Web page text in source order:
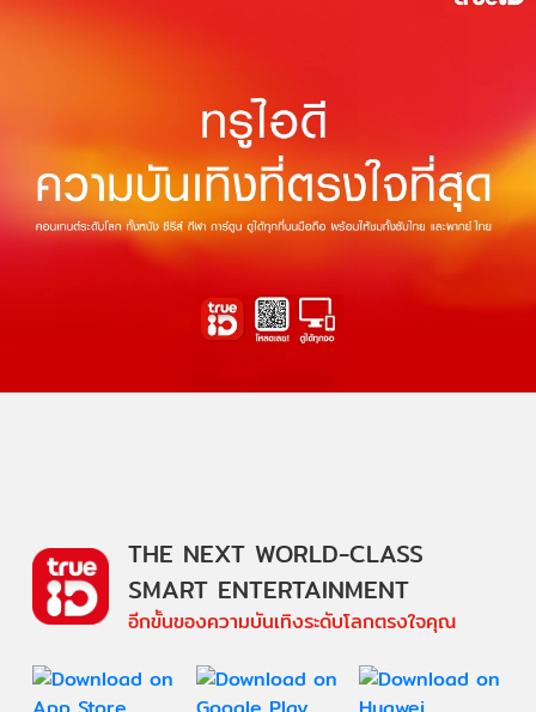
THE NEXT WORLD-CLASS
SMART ENTERTAINMENT
อีกขั้นของความบันเทิงระดับโลกตรงใจคุณ